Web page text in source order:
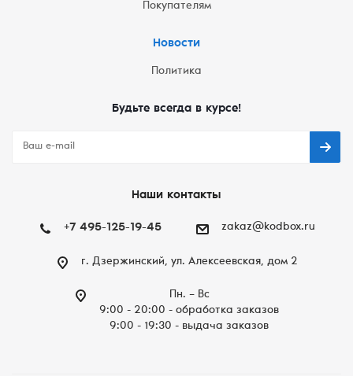
Покупателям
Новости
Политика
Будьте всегда в курсе!
Наши контакты
+7 495-125-19-45 zakaz@kodbox.ru
г. Дзержинский, ул. Алексеевская, дом 2
Пн. – Вc
9:00 - 20:00 - обработка заказов
9:00 - 19:30 - выдача заказов